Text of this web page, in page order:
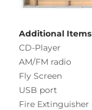
Additional Items
CD-Player
AM/FM radio
Fly Screen
USB port
Fire Extinguisher